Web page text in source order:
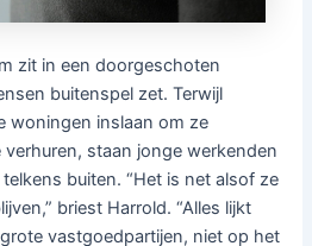
zit in een doorgeschoten
buitenspel zet. Terwijl
woningen inslaan om ze
staan jonge werkenden
buiten. “Het is net alsof ze
briest Harrold. “Alles lijkt
vastgoedpartijen, niet op het